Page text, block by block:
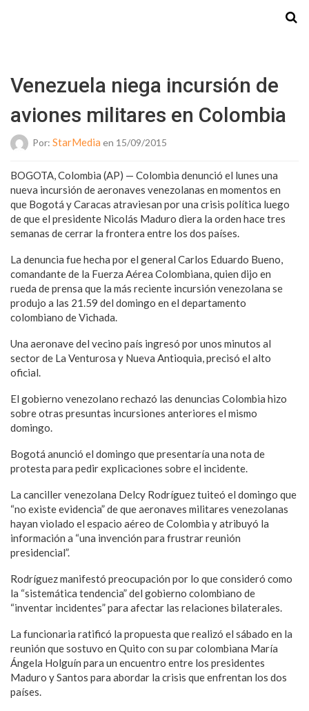
Venezuela niega incursión de
aviones militares en Colombia
Por: StarMedia en 15/09/2015
BOGOTA, Colombia (AP) — Colombia denunció el lunes una
nueva incursión de aeronaves venezolanas en momentos en
que Bogotá y Caracas atraviesan por una crisis política luego
de que el presidente Nicolás Maduro diera la orden hace tres
semanas de cerrar la frontera entre los dos países.
La denuncia fue hecha por el general Carlos Eduardo Bueno,
comandante de la Fuerza Aérea Colombiana, quien dijo en
rueda de prensa que la más reciente incursión venezolana se
produjo a las 21.59 del domingo en el departamento
colombiano de Vichada.
Una aeronave del vecino país ingresó por unos minutos al
sector de La Venturosa y Nueva Antioquia, precisó el alto
oficial.
El gobierno venezolano rechazó las denuncias Colombia hizo
sobre otras presuntas incursiones anteriores el mismo
domingo.
Bogotá anunció el domingo que presentaría una nota de
protesta para pedir explicaciones sobre el incidente.
La canciller venezolana Delcy Rodríguez tuiteó el domingo que
“no existe evidencia” de que aeronaves militares venezolanas
hayan violado el espacio aéreo de Colombia y atribuyó la
información a “una invención para frustrar reunión
presidencial”.
Rodríguez manifestó preocupación por lo que consideró como
la “sistemática tendencia” del gobierno colombiano de
“inventar incidentes” para afectar las relaciones bilaterales.
La funcionaria ratificó la propuesta que realizó el sábado en la
reunión que sostuvo en Quito con su par colombiana María
Ángela Holguín para un encuentro entre los presidentes
Maduro y Santos para abordar la crisis que enfrentan los dos
países.